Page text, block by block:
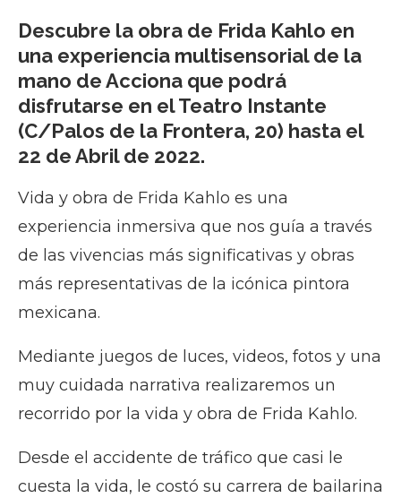
Descubre la obra de Frida Kahlo en
una experiencia multisensorial de la
mano de Acciona que podrá
disfrutarse en el Teatro Instante
(C/Palos de la Frontera, 20) hasta el
22 de Abril de 2022.
Vida y obra de Frida Kahlo es una
experiencia inmersiva que nos guía a través
de las vivencias más significativas y obras
más representativas de la icónica pintora
mexicana.
Mediante juegos de luces, videos, fotos y una
muy cuidada narrativa realizaremos un
recorrido por la vida y obra de Frida Kahlo.
Desde el accidente de tráfico que casi le
cuesta la vida, le costó su carrera de bailarina